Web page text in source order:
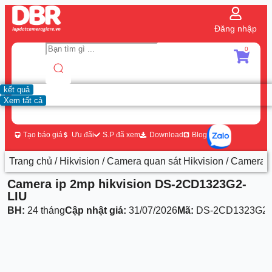
Đăng nhập
kết quả
Xem tất cả
0
Tạo báo giá Ưu đãi S.P đã xem Download Blog
Trang chủ / Hikvision /Camera quan sát Hikvision / Camera
Camera ip 2mp hikvision DS-2CD1323G2-
LIU
BH: 24 thángCập nhật giá: 31/07/2026Mã: DS-